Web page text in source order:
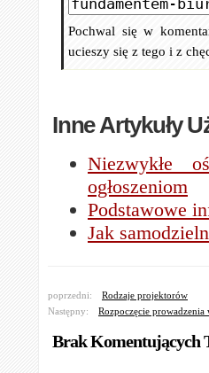
Pochwal się w
ucieszy się z tego i z
Inne Artykuły
Niezwykłe
ogłoszeniom
Podstawowe
Jak
poprzedni:
Rodzaje projektorów
Następny:
Rozpoczęcie prowadzenia
Brak Komentujących